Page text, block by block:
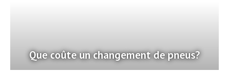
Que coûte un changement de pneus?